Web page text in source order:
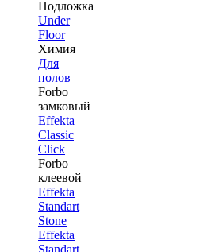
Подложка
Under
Floor
Химия
Для
полов
Forbo
замковый
Effekta
Classic
Click
Forbo
клеевой
Effekta
Standart
Stone
Effekta
Standart